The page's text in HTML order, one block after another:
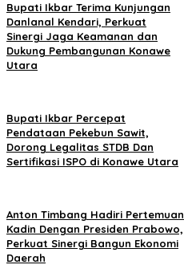
Bupati Ikbar Terima Kunjungan
Danlanal Kendari, Perkuat
Sinergi Jaga Keamanan dan
Dukung Pembangunan Konawe
Utara
Bupati Ikbar Percepat
Pendataan Pekebun Sawit,
Dorong Legalitas STDB Dan
Sertifikasi ISPO di Konawe Utara
Anton Timbang Hadiri Pertemuan
Kadin Dengan Presiden Prabowo,
Perkuat Sinergi Bangun Ekonomi
Daerah